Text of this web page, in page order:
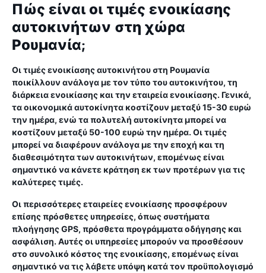
Πώς είναι οι τιμές ενοικίασης
αυτοκινήτων στη χώρα
Ρουμανία;
Οι τιμές ενοικίασης αυτοκινήτου στη Ρουμανία
ποικίλλουν ανάλογα με τον τύπο του αυτοκινήτου, τη
διάρκεια ενοικίασης και την εταιρεία ενοικίασης. Γενικά,
τα οικονομικά αυτοκίνητα κοστίζουν μεταξύ 15-30 ευρώ
την ημέρα, ενώ τα πολυτελή αυτοκίνητα μπορεί να
κοστίζουν μεταξύ 50-100 ευρώ την ημέρα. Οι τιμές
μπορεί να διαφέρουν ανάλογα με την εποχή και τη
διαθεσιμότητα των αυτοκινήτων, επομένως είναι
σημαντικό να κάνετε κράτηση εκ των προτέρων για τις
καλύτερες τιμές.
Οι περισσότερες εταιρείες ενοικίασης προσφέρουν
επίσης πρόσθετες υπηρεσίες, όπως συστήματα
πλοήγησης GPS, πρόσθετα προγράμματα οδήγησης και
ασφάλιση. Αυτές οι υπηρεσίες μπορούν να προσθέσουν
στο συνολικό κόστος της ενοικίασης, επομένως είναι
σημαντικό να τις λάβετε υπόψη κατά τον προϋπολογισμό